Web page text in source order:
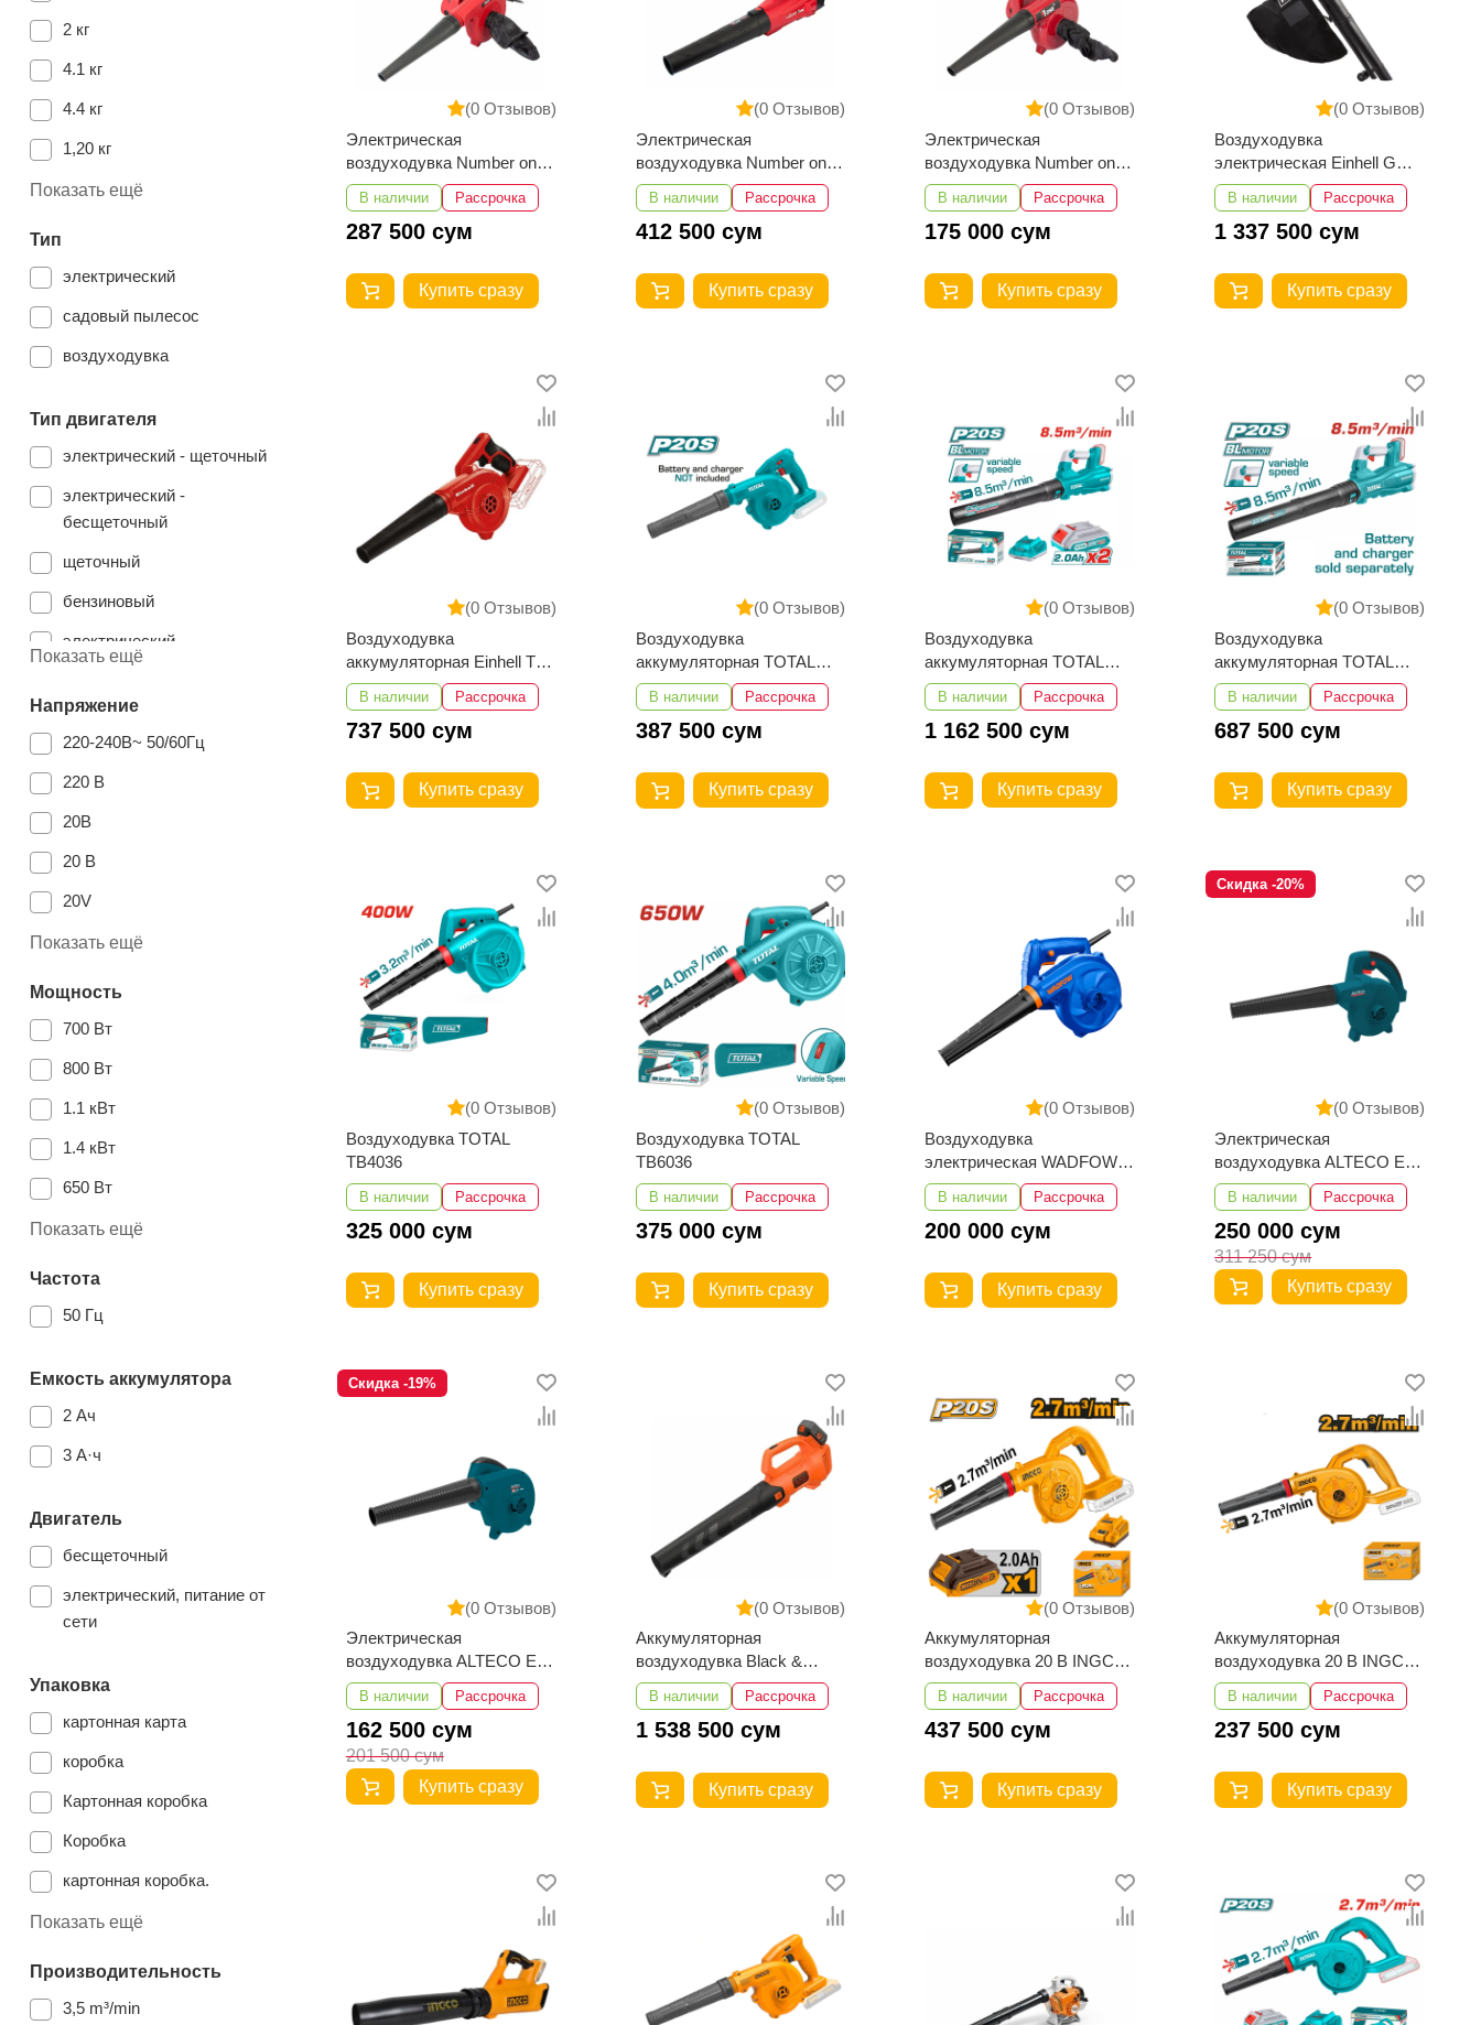
Казахстан
2 кг
4.1 кг
4.4 кг
1,20 кг
3.9 кг
Показать ещё
Тип
электрический
садовый пылесос
воздуходувка
Тип двигателя
электрический - щеточный
электрический -
бесщеточный
щеточный
бензиновый
электрический
2-х тактный STIHL 2-MIX
Показать ещё
Напряжение
220-240В~ 50/60Гц
220 В
20В
20 В
20V
230 В
Показать ещё
Мощность
700 Вт
800 Вт
1.1 кВт
1.4 кВт
650 Вт
20 В
400 Вт
Показать ещё
Частота
50 Гц
Емкость аккумулятора
2 Ач
3 А·ч
Двигатель
бесщеточный
электрический, питание от
сети
Упаковка
картонная карта
коробка
Картонная коробка
Коробка
картонная коробка.
картонная коробка
Показать ещё
Производительность
3,5 m³/min
(0 Отзывов)
Электрическая
воздуходувка Number one
NEB650-1
В наличии Рассрочка
287 500 сум
Купить сразу
(0 Отзывов)
Электрическая
воздуходувка Number one
NEB1200-1
В наличии Рассрочка
412 500 сум
Купить сразу
(0 Отзывов)
Электрическая
воздуходувка Number one
NEB450-1
В наличии Рассрочка
175 000 сум
Купить сразу
(0 Отзывов)
Воздуходувка
электрическая Einhell GC-
EL 3024 E
В наличии Рассрочка
1 337 500 сум
Купить сразу
(0 Отзывов)
Воздуходувка
аккумуляторная Einhell TE-
CB 18/180
В наличии Рассрочка
737 500 сум
Купить сразу
(0 Отзывов)
Воздуходувка
аккумуляторная TOTAL
TABLI20018
В наличии Рассрочка
387 500 сум
Купить сразу
(0 Отзывов)
Воздуходувка
аккумуляторная TOTAL
TABLI204282
В наличии Рассрочка
1 162 500 сум
Купить сразу
(0 Отзывов)
Воздуходувка
аккумуляторная TOTAL
TABLI20428
В наличии Рассрочка
687 500 сум
Купить сразу
(0 Отзывов)
Воздуходувка TOTAL
TB4036
В наличии Рассрочка
325 000 сум
Купить сразу
(0 Отзывов)
Воздуходувка TOTAL
TB6036
В наличии Рассрочка
375 000 сум
Купить сразу
(0 Отзывов)
Воздуходувка
электрическая WADFOW
WAB15601
В наличии Рассрочка
200 000 сум
Купить сразу
(0 Отзывов)
Скидка -20%
Электрическая
воздуходувка ALTECO EB
650
В наличии Рассрочка
250 000 сум
311 250 сум
Купить сразу
(0 Отзывов)
Скидка -19%
Электрическая
воздуходувка ALTECO EB
450
В наличии Рассрочка
162 500 сум
201 500 сум
Купить сразу
(0 Отзывов)
Аккумуляторная
воздуходувка Black &
Decker BCBL200L-QW
В наличии Рассрочка
1 538 500 сум
Купить сразу
(0 Отзывов)
Аккумуляторная
воздуходувка 20 В INGCO
CABLI200281
В наличии Рассрочка
437 500 сум
Купить сразу
(0 Отзывов)
Аккумуляторная
воздуходувка 20 В INGCO
CABLI20028
В наличии Рассрочка
237 500 сум
Купить сразу